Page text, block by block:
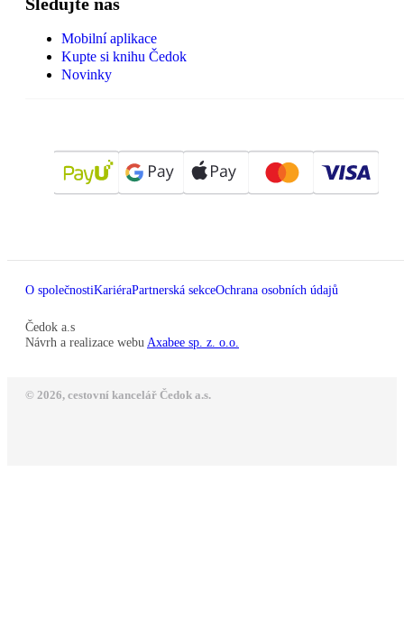
Mobilní aplikace
Kupte si knihu Čedok
Novinky
O společnostiKariéraPartnerská sekceOchrana osobních údajů
Čedok a.s
Návrh a realizace webu Axabee sp. z. o.o.
© 2026, cestovní kancelář Čedok a.s.